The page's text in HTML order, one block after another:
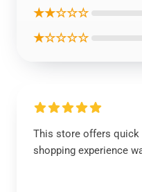
★★☆☆☆
★☆☆☆☆
This store offers quick
shopping experience